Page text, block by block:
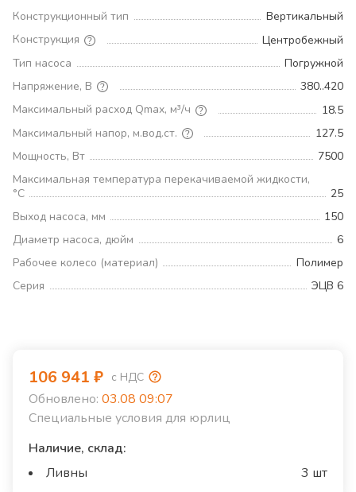
Конструкционный тип
Вертикальный
Конструкция
Центробежный
Тип насоса
Погружной
Напряжение, В
380..420
Максимальный расход Qmax, м³/ч
18.5
Максимальный напор, м.вод.ст.
127.5
Мощность, Вт
7500
Максимальная температура перекачиваемой жидкости,
°С
25
Выход насоса, мм
150
Диаметр насоса, дюйм
6
Рабочее колесо (материал)
Полимер
Серия
ЭЦВ 6
106 941 ₽ с НДС
Обновлено: 03.08 09:07
Специальные условия для юрлиц
Наличие, склад:
Ливны
3 шт